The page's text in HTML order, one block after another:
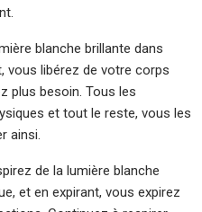
blanche brillante dans
vous libérez de votre corps
plus besoin. Tous les
et tout le reste, vous les
ainsi.
de la lumière blanche
et en expirant, vous expirez